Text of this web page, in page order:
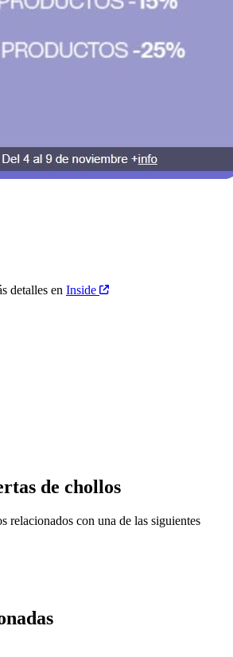
detalles en Inside
de chollos
relacionados con una de las siguientes